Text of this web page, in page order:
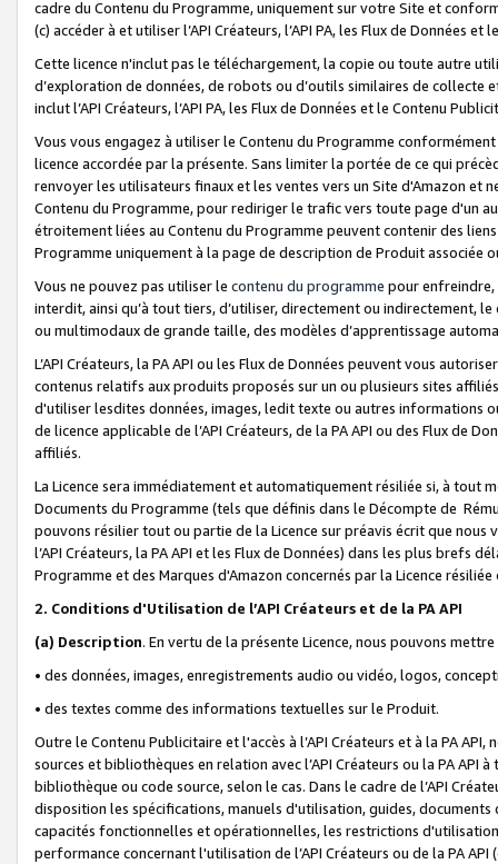
cadre du Contenu du Programme, uniquement sur votre Site et
(c) accéder à et utiliser l’API Créateurs, l’API PA, les Flux de Données
Cette licence n'inclut pas le téléchargement, la copie ou toute autre
d’exploration de données, de robots ou d’outils similaires de
inclut l’API Créateurs, l’API PA, les Flux de Données et le Contenu
Vous vous engagez à utiliser le Contenu du Programme
licence accordée par la présente. Sans limiter la portée de ce qui
renvoyer les utilisateurs finaux et les ventes vers un Site d'Amazon et
Contenu du Programme, pour rediriger le trafic vers toute page d'un
étroitement liées au Contenu du Programme peuvent contenir des
Programme uniquement à la page de description de Produit associée
Vous ne pouvez pas utiliser le contenu du programme pour
interdit, ainsi qu’à tout tiers, d’utiliser, directement ou indirectement,
ou multimodaux de grande taille, des modèles d’apprentissage
L’API Créateurs, la PA API ou les Flux de Données peuvent vous
contenus relatifs aux produits proposés sur un ou plusieurs sites
d'utiliser lesdites données, images, ledit texte ou autres informations
de licence applicable de l’API Créateurs, de la PA API ou des Flux de
affiliés.
La Licence sera immédiatement et automatiquement résiliée si, à
Documents du Programme (tels que définis dans le Décompte de
pouvons résilier tout ou partie de la Licence sur préavis écrit que
l’API Créateurs, la PA API et les Flux de Données) dans les plus
Programme et des Marques d'Amazon concernés par la Licence
2. Conditions d'Utilisation de l’API Créateurs et de la PA API
(a) Description. En vertu de la présente Licence, nous pouvons
• des données, images, enregistrements audio ou vidéo, logos,
• des textes comme des informations textuelles sur le Produit.
Outre le Contenu Publicitaire et l'accès à l’API Créateurs et à la PA
sources et bibliothèques en relation avec l’API Créateurs ou la PA
bibliothèque ou code source, selon le cas. Dans le cadre de l’API
disposition les spécifications, manuels d'utilisation, guides,
capacités fonctionnelles et opérationnelles, les restrictions
performance concernant l'utilisation de l’API Créateurs ou de la PA